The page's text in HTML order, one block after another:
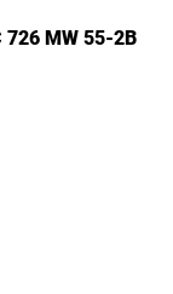
726 MW 55-2B